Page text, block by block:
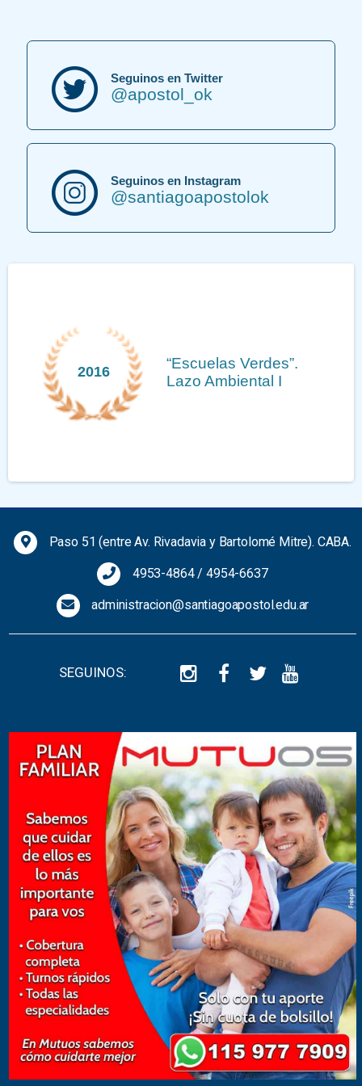
Seguinos en Twitter
@apostol_ok
Seguinos en Instagram
@santiagoapostolok
2013
Medalla Mayor de la
Hispanidad
Paso 51 (entre Av. Rivadavia y Bartolomé Mitre). CABA.
4953-4864/4954-6637
administracion@santiagoapostol.edu.ar
SEGUINOS: